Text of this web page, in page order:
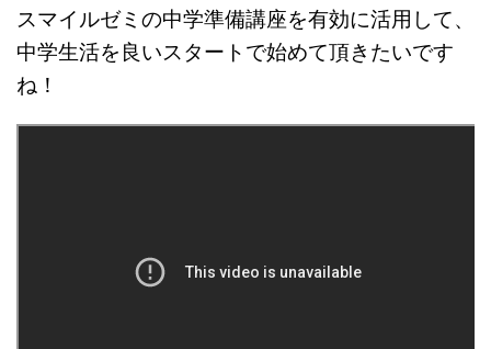
スマイルゼミの中学準備講座を有効に活用して、
中学生活を良いスタートで始めて頂きたいです
ね！